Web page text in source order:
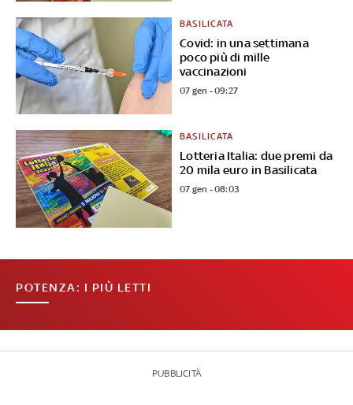
Covid: in una settimana
poco più di mille
vaccinazioni
BASILICATA
07 gen - 09:27
Lotteria Italia: due premi da
20 mila euro in Basilicata
BASILICATA
07 gen - 08:03
POTENZA: I PIÙ LETTI
PUBBLICITÀ